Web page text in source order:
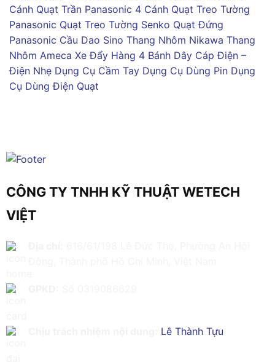
Cánh Quạt Trần Panasonic 4 Cánh Quạt Treo Tường
Panasonic Quạt Treo Tường Senko Quạt Đứng
Panasonic Cầu Dao Sino Thang Nhôm Nikawa Thang
Nhôm Ameca Xe Đẩy Hàng 4 Bánh Dây Cáp Điện –
Điện Nhẹ Dụng Cụ Cầm Tay Dụng Cụ Dùng Pin Dụng
Cụ Dùng Điện Quạt
CÔNG TY TNHH KỸ THUẬT WETECH
VIỆT
Lê Thành Tựu